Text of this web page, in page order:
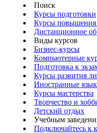
Поиск
Курсы подготовки
Курсы повышения
Дистанционное
Виды курсов
Бизнес-курсы
Компьютерные
Подготовка к
Курсы развития
Иностранные
Курсы мастерства
Творчество и
Детский отдых
Учебным
Подключайтесь к